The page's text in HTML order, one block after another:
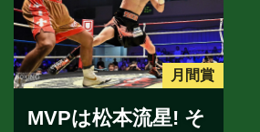
月間賞
MVPは松本流星! そ